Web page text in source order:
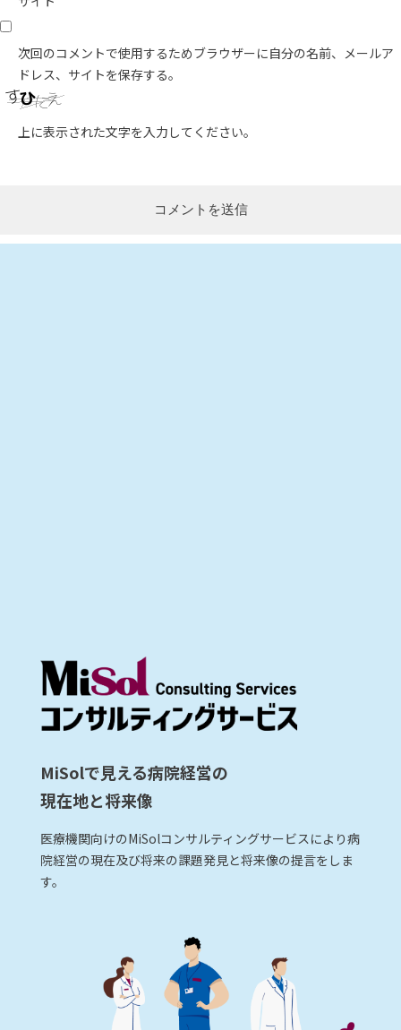
次回のコメントで使用するためブラウザーに自分の名前、メールア
ドレス、サイトを保存する。
上に表示された文字を入力してください。
MiSolで見える病院経営の
現在地と将来像
医療機関向けのMiSolコンサルティングサービスにより病
院経営の現在及び将来の課題発見と将来像の提言をしま
す。